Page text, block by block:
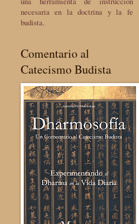
necesaria en la doctrina y la fe
budista.
Comentario al
Catecismo Budista